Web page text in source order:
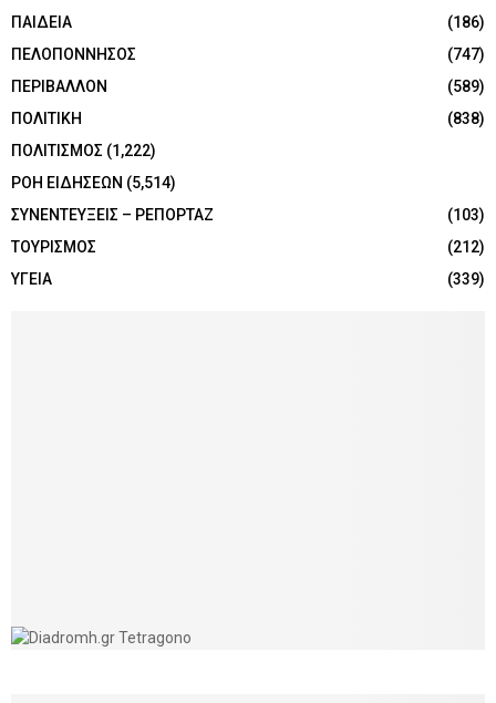
ΠΑΙΔΕΙΑ
(186)
ΠΕΛΟΠΟΝΝΗΣΟΣ
(747)
ΠΕΡΙΒΑΛΛΟΝ
(589)
ΠΟΛΙΤΙΚΗ
(838)
ΠΟΛΙΤΙΣΜΟΣ (1,222)
ΡΟΗ ΕΙΔΗΣΕΩΝ (5,514)
ΣΥΝΕΝΤΕΥΞΕΙΣ – ΡΕΠΟΡΤΑΖ
(103)
ΤΟΥΡΙΣΜΟΣ
(212)
ΥΓΕΙΑ
(339)